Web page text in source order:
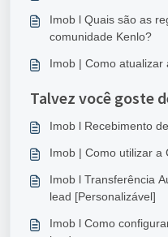
Imob l Quais são as
comunidade Kenlo?
Imob | Como atualizar
Talvez você goste
Imob l Recebimento
Imob | Como utilizar a
Imob l Transferência Automática -
lead [Personalizável]
Imob l Como